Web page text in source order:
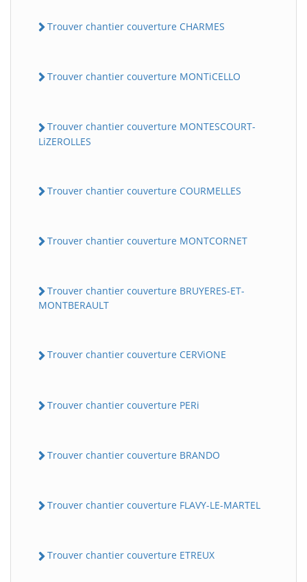
Trouver chantier couverture CHARMES
Trouver chantier couverture MONTiCELLO
Trouver chantier couverture MONTESCOURT-
LiZEROLLES
Trouver chantier couverture COURMELLES
Trouver chantier couverture MONTCORNET
Trouver chantier couverture BRUYERES-ET-
MONTBERAULT
Trouver chantier couverture CERViONE
Trouver chantier couverture PERi
Trouver chantier couverture BRANDO
Trouver chantier couverture FLAVY-LE-MARTEL
Trouver chantier couverture ETREUX